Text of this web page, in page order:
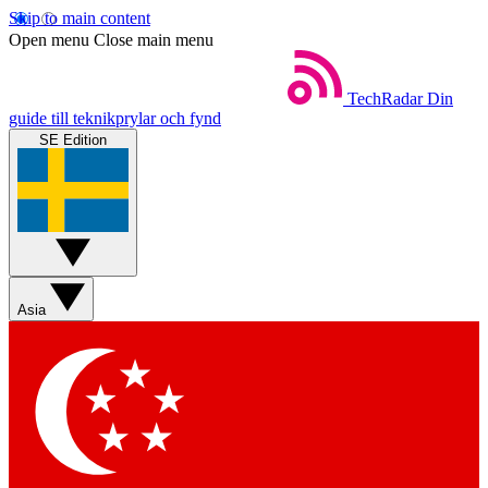
Skip to main content
Open menu Close main menu
TechRadar Din
guide till teknikprylar och fynd
SE Edition
Asia